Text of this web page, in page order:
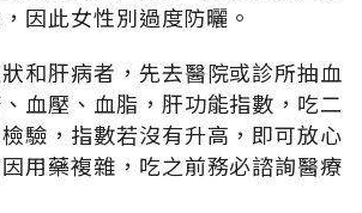
因此女性別過度防曬。
和肝病者，先去醫院或診所抽血
血壓、血脂，肝功能指數，吃二
驗，指數若沒有升高，即可放心
用藥複雜，吃之前務必諮詢醫療